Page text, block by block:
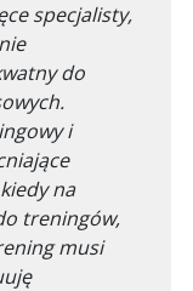
specjalisty,
do
i
na
treningów,
musi